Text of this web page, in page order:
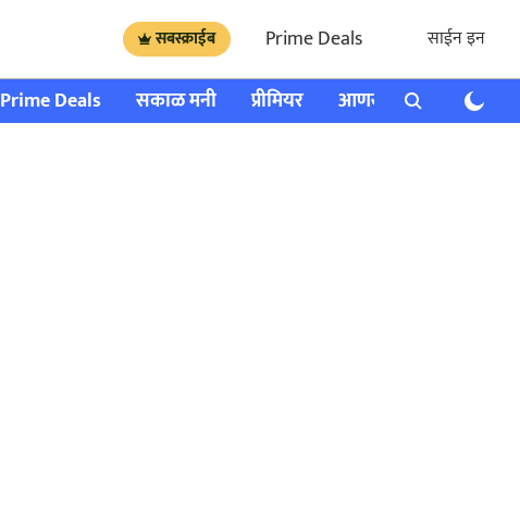
सबस्क्राईब Prime Deals साईन इन
Prime Deals सकाळ मनी प्रीमियर आणखी राशी भविष्य